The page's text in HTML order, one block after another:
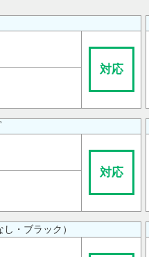
対応
対応
・ブラック）